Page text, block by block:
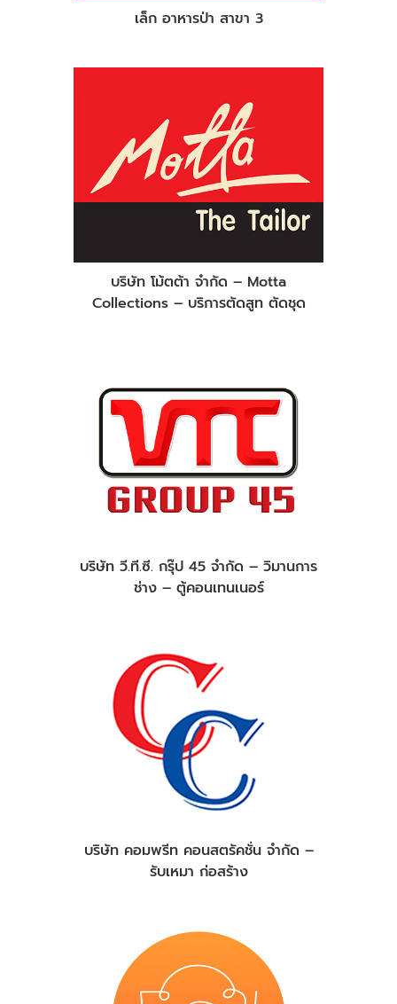
เล็ก อาหารป่า สาขา 3
บริษัท โม้ตต้า จำกัด – Motta
Collections – บริการตัดสูท ตัดชุด
บริษัท วี.ที.ซี. กรุ๊ป 45 จำกัด – วิมานการ
ช่าง – ตู้คอนเทนเนอร์
บริษัท คอมพรีท คอนสตรัคชั่น จำกัด –
รับเหมา ก่อสร้าง